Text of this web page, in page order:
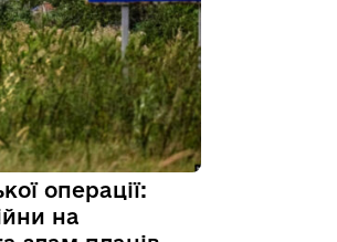
операції:
на